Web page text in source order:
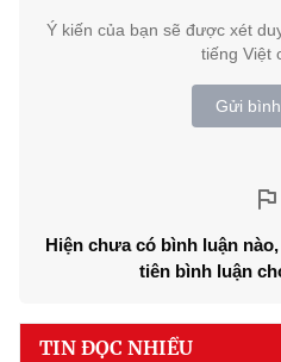
Ý kiến của bạn sẽ được xét
tiếng Việt
Gửi
Hiện chưa có bình luận
tiên bình luận
TIN ĐỌC NHIỀU